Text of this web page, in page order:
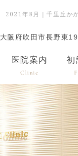
2021年8月｜千里丘か
大阪府吹田市長野東
医院案内
Clinic
初